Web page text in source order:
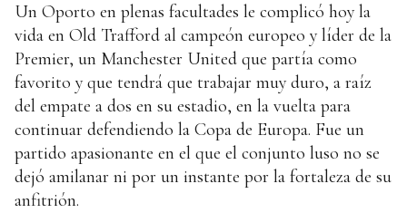
Un Oporto en plenas facultades le complicó hoy la
vida en Old Trafford al campeón europeo y líder de la
Premier, un Manchester United que partía como
favorito y que tendrá que trabajar muy duro, a raíz
del empate a dos en su estadio, en la vuelta para
continuar defendiendo la Copa de Europa. Fue un
partido apasionante en el que el conjunto luso no se
dejó amilanar ni por un instante por la fortaleza de su
anfitrión.